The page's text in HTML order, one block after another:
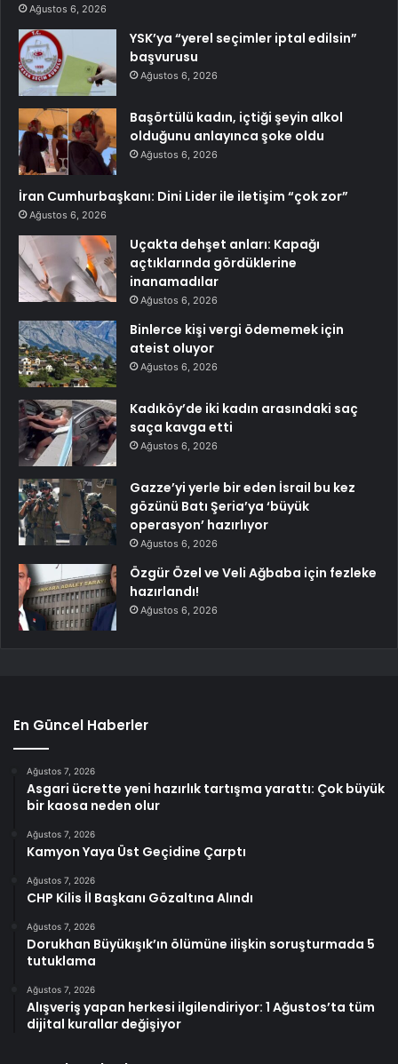
Ağustos 6, 2026
YSK’ya “yerel seçimler iptal edilsin”
başvurusu
Ağustos 6, 2026
Başörtülü kadın, içtiği şeyin alkol
olduğunu anlayınca şoke oldu
Ağustos 6, 2026
İran Cumhurbaşkanı: Dini Lider ile iletişim “çok zor”
Ağustos 6, 2026
Uçakta dehşet anları: Kapağı
açtıklarında gördüklerine
inanamadılar
Ağustos 6, 2026
Binlerce kişi vergi ödememek için
ateist oluyor
Ağustos 6, 2026
Kadıköy’de iki kadın arasındaki saç
saça kavga etti
Ağustos 6, 2026
Gazze’yi yerle bir eden İsrail bu kez
gözünü Batı Şeria’ya ‘büyük
operasyon’ hazırlıyor
Ağustos 6, 2026
Özgür Özel ve Veli Ağbaba için fezleke
hazırlandı!
Ağustos 6, 2026
En Güncel Haberler
Ağustos 7, 2026
Asgari ücrette yeni hazırlık tartışma yarattı: Çok büyük
bir kaosa neden olur
Ağustos 7, 2026
Kamyon Yaya Üst Geçidine Çarptı
Ağustos 7, 2026
CHP Kilis İl Başkanı Gözaltına Alındı
Ağustos 7, 2026
Dorukhan Büyükışık’ın ölümüne ilişkin soruşturmada 5
tutuklama
Ağustos 7, 2026
Alışveriş yapan herkesi ilgilendiriyor: 1 Ağustos’ta tüm
dijital kurallar değişiyor